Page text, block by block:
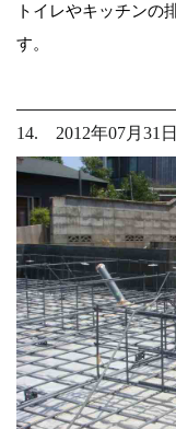
トイレやキッチンの
す。
14. 2012年07月31日